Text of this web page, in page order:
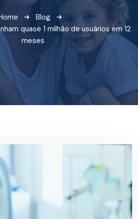
Blog
quase 1 milhão de usuários em 12
meses